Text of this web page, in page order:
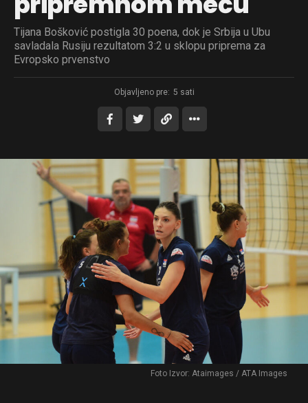
Tijana Bošković postigla 30 poena, dok je Srbija u Ubu
savladala Rusiju rezultatom 3:2 u sklopu priprema za
Evropsko prvenstvo
Objavljeno pre: 5 sati
Foto Izvor: Ataimages / ATA Images